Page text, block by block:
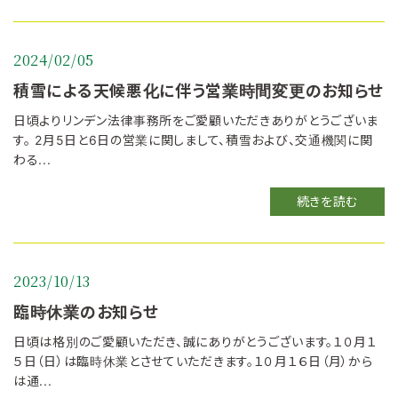
2024/02/05
積雪による天候悪化に伴う営業時間変更のお知らせ
日頃よりリンデン法律事務所をご愛顧いただきありがとうございま
す。 2月5日と6日の営業に関しまして、積雪および、交通機関に関
わる...
続きを読む
2023/10/13
臨時休業のお知らせ
日頃は格別のご愛顧いただき、誠にありがとうございます。１０月１
５日（日）は臨時休業とさせていただきます。１０月１６日（月）から
は通...